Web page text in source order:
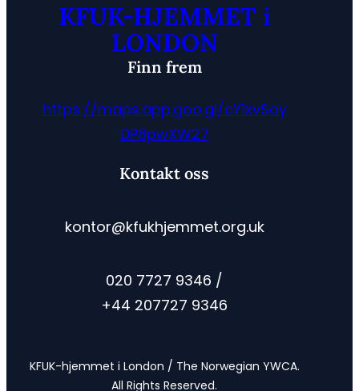
KFUK-HJEMMET i
LONDON
Finn frem
https://maps.app.goo.gl/cY1xvSay
DP8pwXW27
Kontakt oss
kontor@kfukhjemmet.org.uk
020 7727 9346 /
+44 207727 9346
KFUK-hjemmet i London / The Norwegian YWCA.
All Rights Reserved.